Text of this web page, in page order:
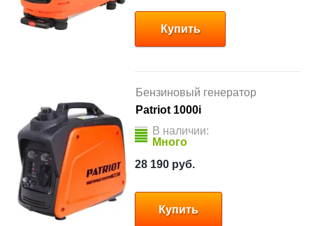
Купить
Бензиновый генератор
Patriot 1000i
В наличии:
Много
28 190 руб.
Купить